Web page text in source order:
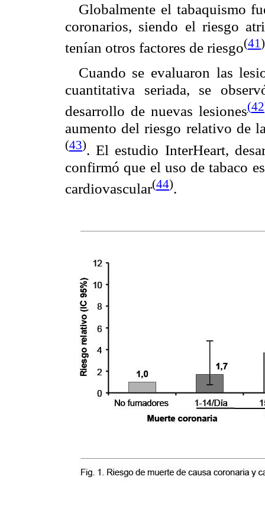
Globalmente el tabaquismo
coronarios, siendo el riesgo
tenían otros factores de riesgo(41)
Cuando se evaluaron las
cuantitativa seriada, se
desarrollo de nuevas lesiones(42
aumento del riesgo relativo de
(43). El estudio InterHeart,
confirmó que el uso de tabaco
cardiovascular(44).